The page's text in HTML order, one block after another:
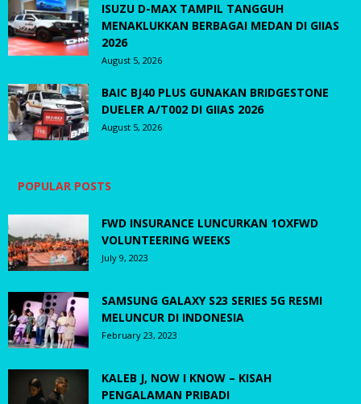
ISUZU D-MAX TAMPIL TANGGUH
MENAKLUKKAN BERBAGAI MEDAN DI GIIAS
2026
August 5, 2026
BAIC BJ40 PLUS GUNAKAN BRIDGESTONE
DUELER A/T002 DI GIIAS 2026
August 5, 2026
POPULAR POSTS
FWD INSURANCE LUNCURKAN 1OXFWD
VOLUNTEERING WEEKS
July 9, 2023
SAMSUNG GALAXY S23 SERIES 5G RESMI
MELUNCUR DI INDONESIA
February 23, 2023
KALEB J, NOW I KNOW – KISAH
PENGALAMAN PRIBADI